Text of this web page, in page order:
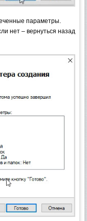
параметры.
нет – вернуться назад